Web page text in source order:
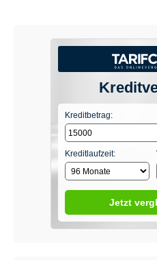
Kreditbetrag:
Kreditlaufzeit:
Jetzt